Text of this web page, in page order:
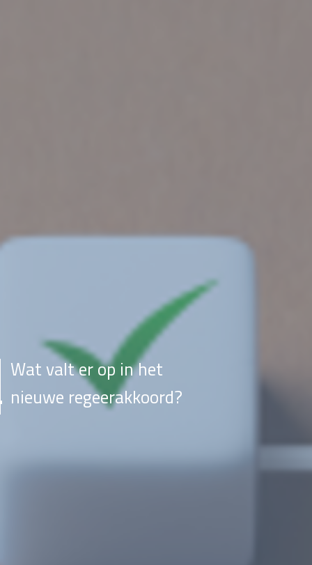
Wat valt er op in het
nieuwe regeerakkoord?